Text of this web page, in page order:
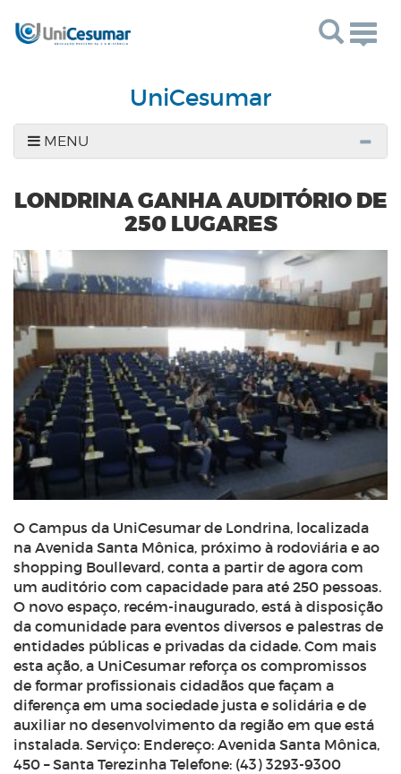
UniCesumar
MENU
LONDRINA GANHA AUDITÓRIO DE
250 LUGARES
O Campus da UniCesumar de Londrina, localizada
na Avenida Santa Mônica, próximo à rodoviária e ao
shopping Boullevard, conta a partir de agora com
um auditório com capacidade para até 250 pessoas.
O novo espaço, recém-inaugurado, está à disposição
da comunidade para eventos diversos e palestras de
entidades públicas e privadas da cidade. Com mais
esta ação, a UniCesumar reforça os compromissos
de formar profissionais cidadãos que façam a
diferença em uma sociedade justa e solidária e de
auxiliar no desenvolvimento da região em que está
instalada. Serviço: Endereço: Avenida Santa Mônica,
450 – Santa Terezinha Telefone: (43) 3293-9300